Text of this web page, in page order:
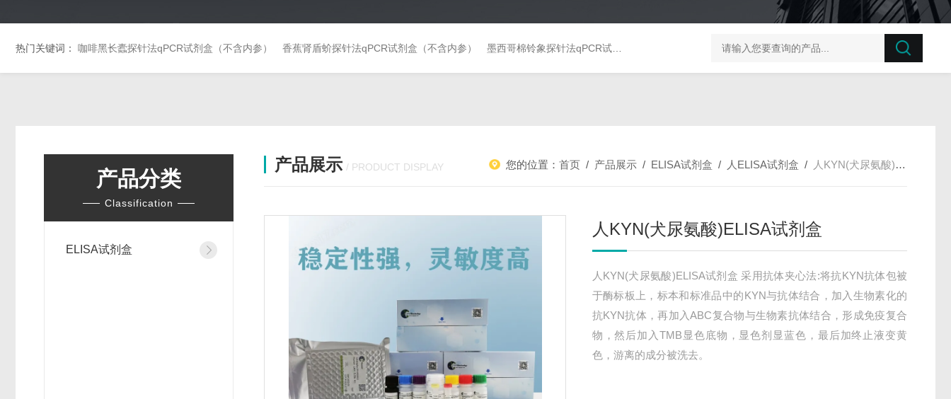
热门关键词： 咖啡黑长蠹探针法qPCR试剂盒（不含内参） 香蕉肾盾蚧探针法qPCR试剂盒（不含内参） 墨西哥棉铃象探针法qPCR试剂盒（不含内参） 榛子东部枯萎病菌探针法qPCR试剂盒不含内参
产品分类
Classification
ELISA试剂盒
产品展示 / PRODUCT DISPLAY 您的位置：首页 / 产品展示 / ELISA试剂盒 / 人ELISA试剂盒 / 人KYN(犬尿氨酸)ELISA试剂盒
人KYN(犬尿氨酸)ELISA试剂盒
人KYN(犬尿氨酸)ELISA试剂盒 采用抗体夹心法:将抗KYN抗体包被
于酶标板上，标本和标准品中的KYN与抗体结合，加入生物素化的
抗KYN抗体，再加入ABC复合物与生物素抗体结合，形成免疫复合
物，然后加入TMB显色底物，显色剂显蓝色，最后加终止液变黄
色，游离的成分被洗去。